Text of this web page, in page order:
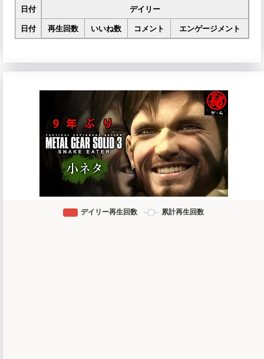
日付
デイリー
日付
再生回数 いいね数 コメント エンゲージメント